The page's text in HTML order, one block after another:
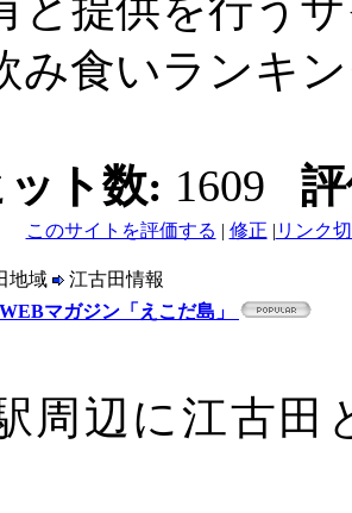
み食いランキ
ット数: 1609
このサイトを評価する | 修正 | リンク
地域
江古田情報
マガジン「えこだ島」
周辺に江古田